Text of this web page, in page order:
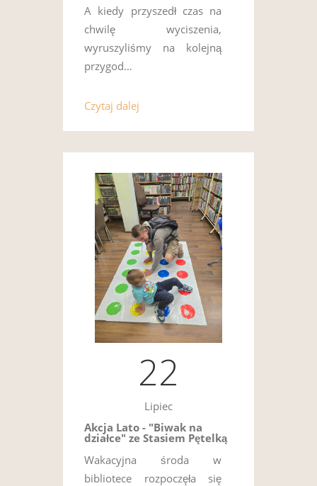
A kiedy przyszedł czas na
chwilę wyciszenia,
wyruszyliśmy na kolejną
przygod…
Czytaj dalej
22
Lipiec
Akcja Lato - "Biwak na
działce" ze Stasiem Pętelką
Wakacyjna środa w
bibliotece rozpoczęła się